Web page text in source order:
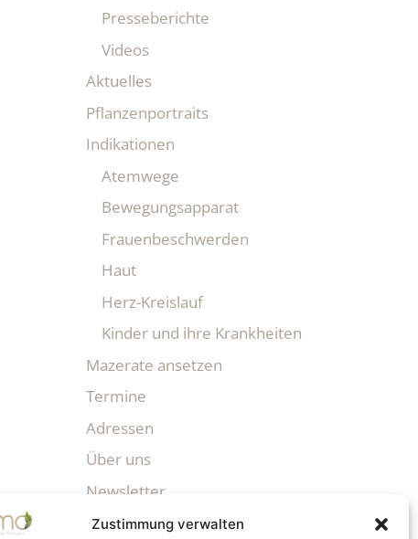
Zustimmung verwalten
Presseberichte
Videos
Aktuelles
Pflanzenportraits
Indikationen
Atemwege
Bewegungsapparat
Frauenbeschwerden
Haut
Herz-Kreislauf
Kinder und ihre Krankheiten
Mazerate ansetzen
Termine
Adressen
Über uns
Newsletter